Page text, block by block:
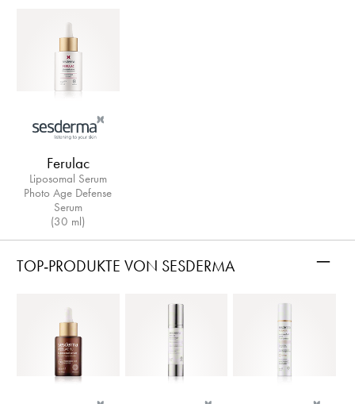
Ferulac
Liposomal Serum
Photo Age Defense
Serum
(30 ml)
TOP-PRODUKTE VON SESDERMA –